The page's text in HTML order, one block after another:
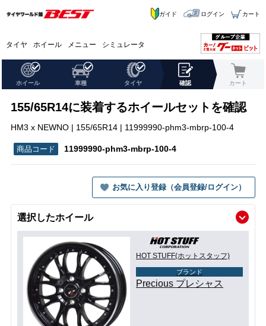
タイヤ ホイール メニュー シミュレータ
ガイド ログイン カート
ホイール 車種 タイヤ 確認 カート
155/65R14に装着するホイールセットを確認
HM3 x NEWNO | 155/65R14 | 11999990-phm3-mbrp-100-4
11999990-phm3-mbrp-100-4
お気に入り登録（会員登録/ログイン）
選択したホイール
HOT STUFF(ホットスタッフ)
ブランド
Precious プレシャス